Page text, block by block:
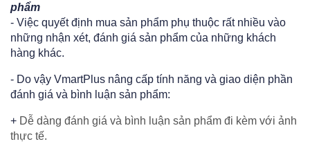
phẩm
- Việc quyết định mua sản phẩm phụ thuộc rất nhiều vào
những nhận xét, đánh giá sản phẩm của những khách
hàng khác.
- Do vậy VmartPlus nâng cấp tính năng và giao diện phần
đánh giá và bình luận sản phẩm:
​+ Dễ dàng đánh giá và bình luận sản phẩm đi kèm với ảnh
thực tế.